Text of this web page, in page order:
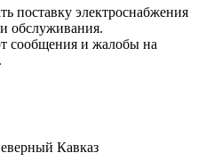
поставку электроснабжения
обслуживания.
сообщения и жалобы на
Кавказ